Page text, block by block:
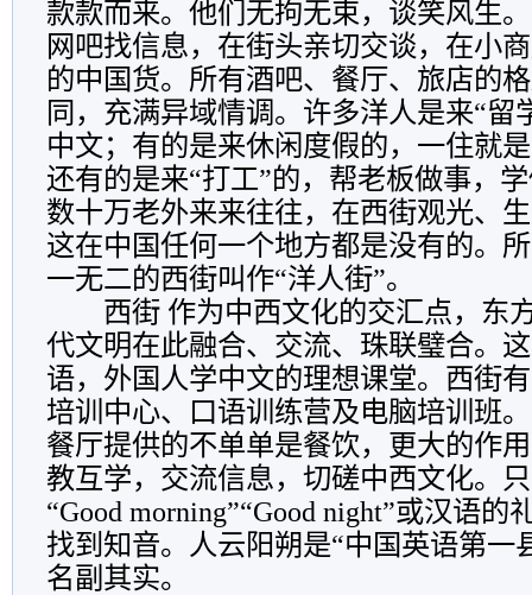
款款而来。他们无拘无束，谈笑风生
网吧找信息，在街头亲切交谈，在小
的中国货。所有酒吧、餐厅、旅店的
同，充满异域情调。许多洋人是来“留
中文；有的是来休闲度假的，一住就
还有的是来“打工”的，帮老板做事，
数十万老外来来往往，在西街观光、
这在中国任何一个地方都是没有的。
一无二的西街叫作“洋人街”。
西街 作为中西文化的交汇点，东
代文明在此融合、交流、珠联璧合。
语，外国人学中文的理想课堂。西街
培训中心、口语训练营及电脑培训班
餐厅提供的不单单是餐饮，更大的作
教互学，交流信息，切磋中西文化。
“Good morning”“Good night”或汉语
找到知音。人云阳朔是“中国英语第一
名副其实。